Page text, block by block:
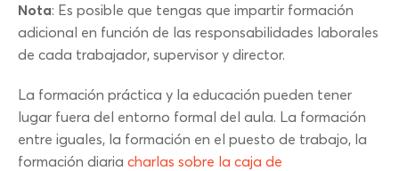
Nota: Es posible que tengas que impartir formación
adicional en función de las responsabilidades laborales
de cada trabajador, supervisor y director.
La formación práctica y la educación pueden tener
lugar fuera del entorno formal del aula. La formación
entre iguales, la formación en el puesto de trabajo, la
formación diaria charlas sobre la caja de